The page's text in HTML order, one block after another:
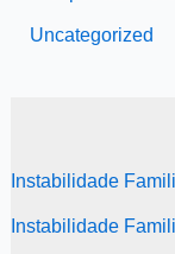
Uncategorized
Instabilidade
Instabilidade